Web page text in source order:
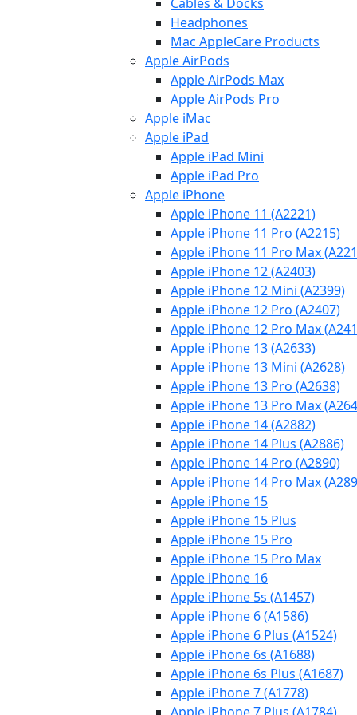
Headphones
Mac AppleCare Products
Apple AirPods
Apple AirPods Max
Apple AirPods Pro
Apple iMac
Apple iPad
Apple iPad Mini
Apple iPad Pro
Apple iPhone
Apple iPhone 11 (A2221)
Apple iPhone 11 Pro (A2215)
Apple iPhone 11 Pro Max
Apple iPhone 12 (A2403)
Apple iPhone 12 Mini (A2399)
Apple iPhone 12 Pro (A2407)
Apple iPhone 12 Pro Max
Apple iPhone 13 (A2633)
Apple iPhone 13 Mini (A2628)
Apple iPhone 13 Pro (A2638)
Apple iPhone 13 Pro Max
Apple iPhone 14 (A2882)
Apple iPhone 14 Plus (A2886)
Apple iPhone 14 Pro (A2890)
Apple iPhone 14 Pro Max
Apple iPhone 15
Apple iPhone 15 Plus
Apple iPhone 15 Pro
Apple iPhone 15 Pro Max
Apple iPhone 16
Apple iPhone 5s (A1457)
Apple iPhone 6 (A1586)
Apple iPhone 6 Plus (A1524)
Apple iPhone 6s (A1688)
Apple iPhone 6s Plus (A1687)
Apple iPhone 7 (A1778)